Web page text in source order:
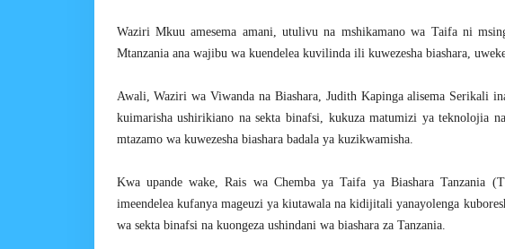
Waziri Mkuu amesema amani, utulivu na mshikamano wa Taifa ni
Mtanzania ana wajibu wa kuendelea kuvilinda ili kuwezesha biashara,
Awali, Waziri wa Viwanda na Biashara, Judith Kapinga alisema Serikali
kuimarisha ushirikiano na sekta binafsi, kukuza matumizi ya teknolojia
mtazamo wa kuwezesha biashara badala ya kuzikwamisha.
Kwa upande wake, Rais wa Chemba ya Taifa ya Biashara Tanzania
imeendelea kufanya mageuzi ya kiutawala na kidijitali yanayolenga
wa sekta binafsi na kuongeza ushindani wa biashara za Tanzania.